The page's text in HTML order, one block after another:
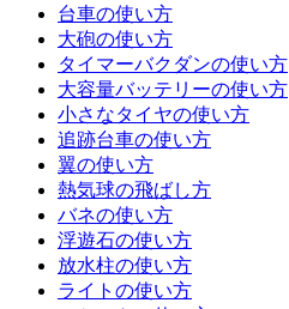
台車の使い方
大砲の使い方
タイマーバクダンの使い方
大容量バッテリーの使い方
小さなタイヤの使い方
追跡台車の使い方
翼の使い方
熱気球の飛ばし方
バネの使い方
浮遊石の使い方
放水柱の使い方
ライトの使い方